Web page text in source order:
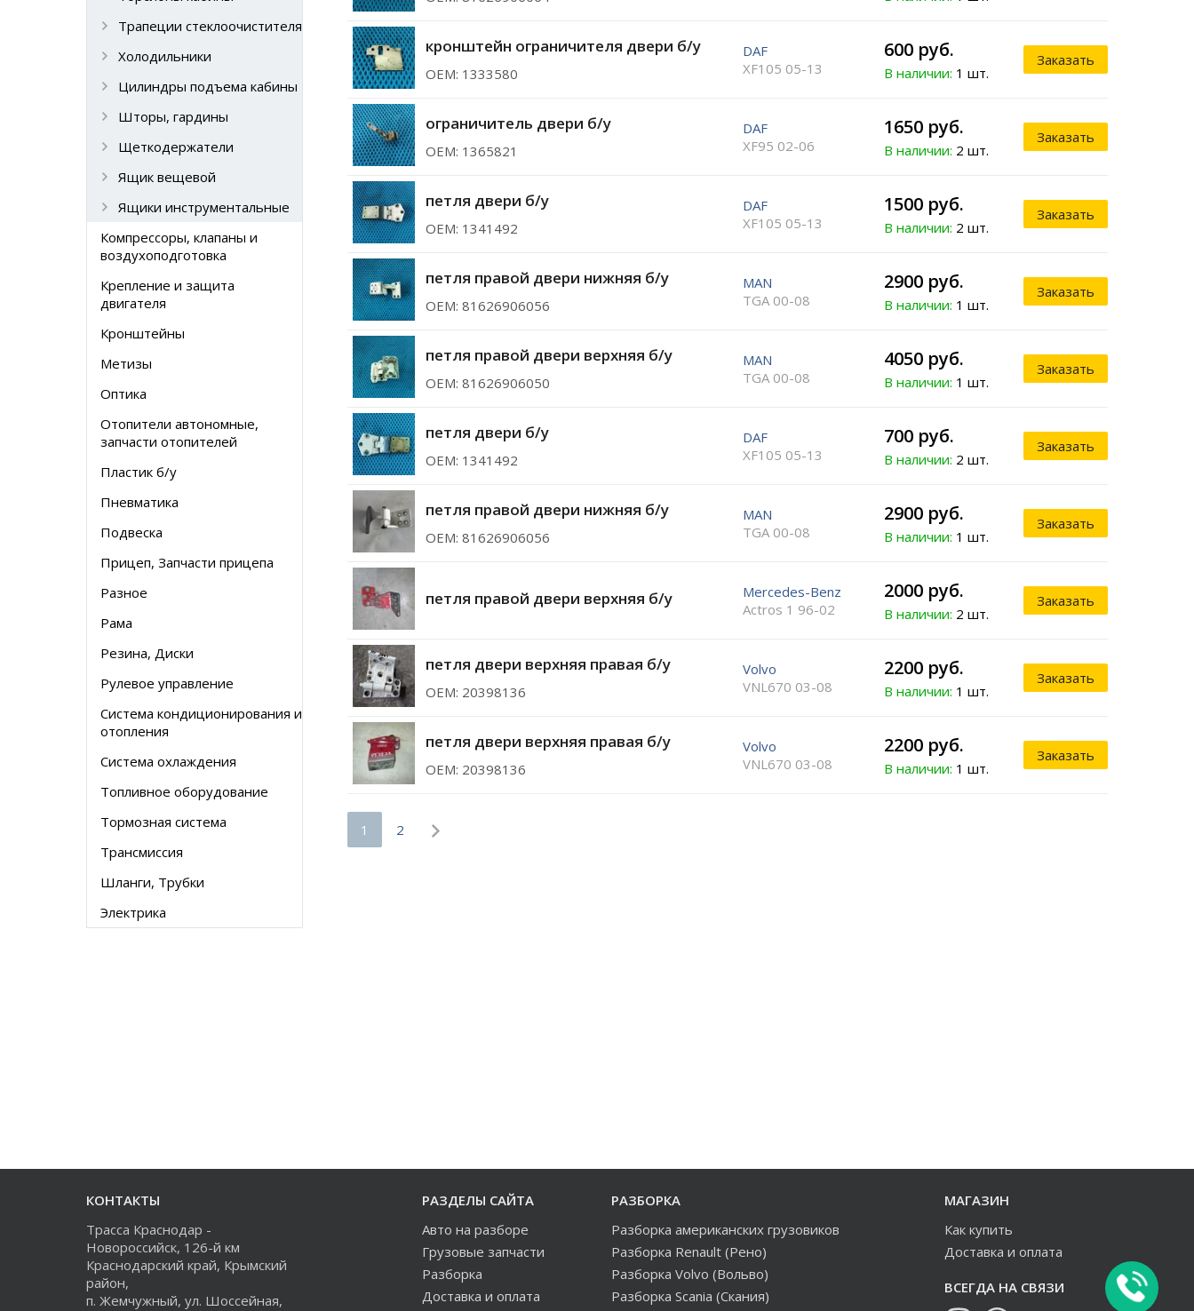
Трапеции стеклоочистителя
Холодильники
Цилиндры подъема кабины
Шторы, гардины
Щеткодержатели
Ящик вещевой
Ящики инструментальные
Компрессоры, клапаны и
воздухоподготовка
Крепление и защита
двигателя
Кронштейны
Метизы
Оптика
Отопители автономные,
запчасти отопителей
Пластик б/у
Пневматика
Подвеска
Прицеп, Запчасти прицепа
Разное
Рама
Резина, Диски
Рулевое управление
Система кондиционирования и
отопления
Система охлаждения
Топливное оборудование
Тормозная система
Трансмиссия
Шланги, Трубки
Электрика
кронштейн ограничителя двери б/у
ОЕМ: 1333580
DAF
XF105 05-13
600 руб.
В наличии: 1 шт.
Заказать
ограничитель двери б/у
ОЕМ: 1365821
DAF
XF95 02-06
1650 руб.
В наличии: 2 шт.
Заказать
петля двери б/у
ОЕМ: 1341492
DAF
XF105 05-13
1500 руб.
В наличии: 2 шт.
Заказать
петля правой двери нижняя б/у
ОЕМ: 81626906056
MAN
TGA 00-08
2900 руб.
В наличии: 1 шт.
Заказать
петля правой двери верхняя б/у
ОЕМ: 81626906050
MAN
TGA 00-08
4050 руб.
В наличии: 1 шт.
Заказать
петля двери б/у
ОЕМ: 1341492
DAF
XF105 05-13
700 руб.
В наличии: 2 шт.
Заказать
петля правой двери нижняя б/у
ОЕМ: 81626906056
MAN
TGA 00-08
2900 руб.
В наличии: 1 шт.
Заказать
петля правой двери верхняя б/у
Mercedes-Benz
Actros 1 96-02
2000 руб.
В наличии: 2 шт.
Заказать
петля двери верхняя правая б/у
ОЕМ: 20398136
Volvo
VNL670 03-08
2200 руб.
В наличии: 1 шт.
Заказать
петля двери верхняя правая б/у
ОЕМ: 20398136
Volvo
VNL670 03-08
2200 руб.
В наличии: 1 шт.
Заказать
1 2
КОНТАКТЫ
Трасса Краснодар -
Новороссийск, 126-й км
Краснодарский край, Крымский
район,
п. Жемчужный, ул. Шоссейная,
РАЗДЕЛЫ САЙТА
Авто на разборе
Грузовые запчасти
Разборка
Доставка и оплата
РАЗБОРКА
Разборка американских грузовиков
Разборка Renault (Рено)
Разборка Volvo (Вольво)
Разборка Scania (Скания)
МАГАЗИН
Как купить
Доставка и оплата
ВСЕГДА НА СВЯЗИ